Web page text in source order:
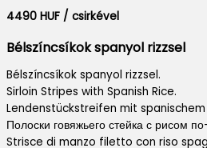
4490 HUF / csirkével
Bélszíncsíkok spanyol rizzsel
Bélszíncsíkok spanyol rizzsel.
Sirloin Stripes with Spanish Rice.
Lendenstückstreifen mit spanischem
Полоски говяжьего стейка с рисом
Strisce di manzo filetto con riso